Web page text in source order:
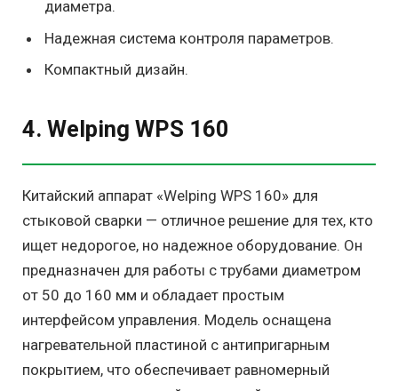
диаметра.
Надежная система контроля параметров.
Компактный дизайн.
4. Welping WPS 160
Китайский аппарат «Welping WPS 160» для
стыковой сварки — отличное решение для тех, кто
ищет недорогое, но надежное оборудование. Он
предназначен для работы с трубами диаметром
от 50 до 160 мм и обладает простым
интерфейсом управления. Модель оснащена
нагревательной пластиной с антипригарным
покрытием, что обеспечивает равномерный